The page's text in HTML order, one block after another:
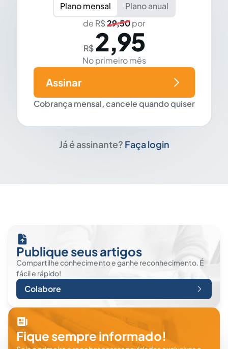
Plano mensal
Plano anual
de R$29,50por
R$ 2,95
No primeiro mês
Cobrança mensal, cancele quando quiser
Assinar
Já é assinante? Faça login
Publique seus artigos
Compartilhe conhecimento e ganhe reconhecimento. É
fácil e rápido!
Colabore
Fique sempre informado!